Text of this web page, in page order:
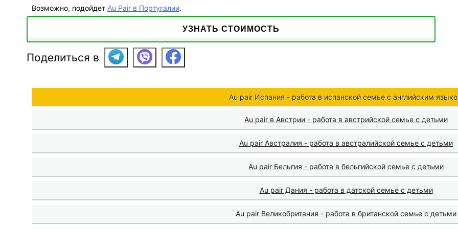
Возможно, подойдет Au Pair в Португалии.
УЗНАТЬ СТОИМОСТЬ
Поделиться в
Au pair Испания - работа в испанской семье с английским
Au pair в Австрии - работа в австрийской семье с детьми
Au pair Австралия - работа в австралийской семье с детьми
Au pair Бельгия - работа в бельгийской семье с детьми
Au pair Дания - работа в датской семье с детьми
Au pair Великобритания - работа в британской семье с детьми